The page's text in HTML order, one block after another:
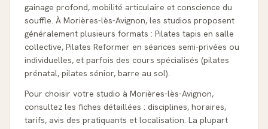
gainage profond, mobilité articulaire et conscience du
souffle. À Morières-lès-Avignon, les studios proposent
généralement plusieurs formats : Pilates tapis en salle
collective, Pilates Reformer en séances semi-privées ou
individuelles, et parfois des cours spécialisés (pilates
prénatal, pilates sénior, barre au sol).
Pour choisir votre studio à Morières-lès-Avignon,
consultez les fiches détaillées : disciplines, horaires,
tarifs, avis des pratiquants et localisation. La plupart